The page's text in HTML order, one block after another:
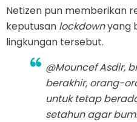
Netizen pun memberikan
keputusan lockdownyang
lingkungan tersebut.
@Mouncef Asdir,
berakhir, orang-
untuk tetap
setahun agar